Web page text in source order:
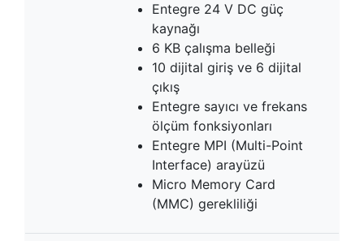
Entegre 24 V DC güç
kaynağı
6 KB çalışma belleği
10 dijital giriş ve 6 dijital
çıkış
Entegre sayıcı ve frekans
ölçüm fonksiyonları
Entegre MPI (Multi-Point
Interface) arayüzü
Micro Memory Card
(MMC) gerekliliği